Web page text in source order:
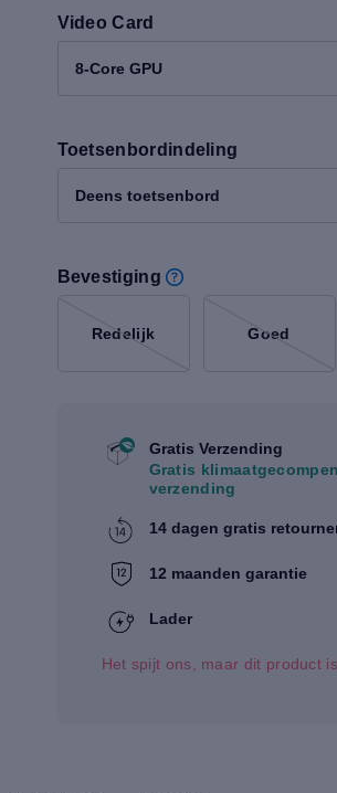
Video Card
8-Core GPU
Toetsenbordindeling
Deens toetsenbord
Bevestiging
Redelijk Goed
Gratis Verzending
Gratis
verzending
14 dagen gratis
12 maanden garantie
Lader
Het spijt ons, maar dit product